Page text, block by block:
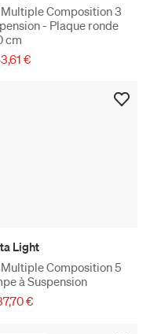
Composition 3
- Plaque ronde
cm
€
Light
Composition 5
à Suspension
€